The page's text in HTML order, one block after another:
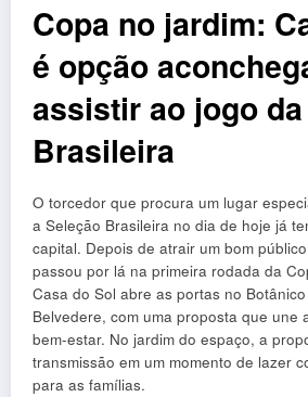
Copa no jardim:
é opção
assistir ao jogo
Brasileira
O torcedor que procura um lugar
a Seleção Brasileira no dia de hoje já
capital. Depois de atrair um bom
passou por lá na primeira rodada da
Casa do Sol abre as portas no
Belvedere, com uma proposta que une
bem-estar. No jardim do espaço, a
transmissão em um momento de lazer
para as famílias.